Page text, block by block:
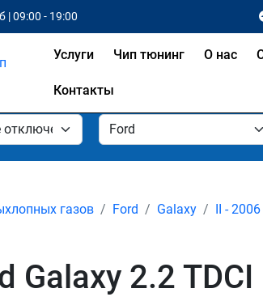
| 09:00 - 19:00
Услуги Чип тюнинг О нас
Контакты
газов Ford Galaxy II -
2.2